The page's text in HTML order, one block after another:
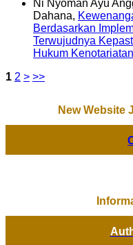
Ni Nyoman Ayu
Dahana,
Berdasarkan
Terwujudnya
Hukum
1 2 > >>
New Website